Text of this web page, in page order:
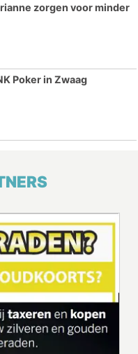
zorgen voor minder
Poker in Zwaag